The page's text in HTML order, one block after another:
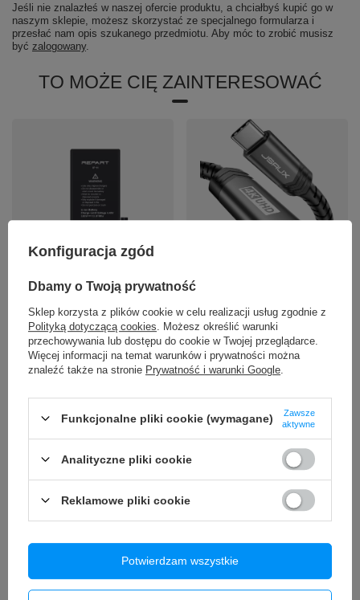
Jeśli nie znalazłeś w naszej ofercie produktu, a chciałbyś kupić go w
naszym sklepie, możesz skorzystać ze specjalnego formularza i
przesłać nam opis szukanego przedmiotu. Aby móc to zrobić musisz
być zalogowany.
TO MOŻE CIĘ ZAINTERESOWAĆ
Bateria do Apple iPhone 11
REPART 3650mAh większa
pojemność
81,95 zł / szt.
JSAUX Przewód USB-C do HDMI
4K 60Hz MHL 3m
49,99 zł / szt.
Pro Max Większa pojemność
4690mAh REPART
dotykowy Samsung SM-G781
Galaxy S20 FE 5G/ SM-G780
Galaxy S20 FE (OLED) Ramka
Konfiguracja zgód
Dbamy o Twoją prywatność
Sklep korzysta z plików cookie w celu realizacji usług zgodnie z
Polityką dotyczącą cookies . Możesz określić warunki
przechowywania lub dostępu do cookie w Twojej przeglądarce.
Więcej informacji na temat warunków i prywatności można
znaleźć także na stronie Prywatność i warunki Google
Funkcjonalne pliki cookie (wymagane)
Zawsze
aktywne
Analityczne pliki cookie
Reklamowe pliki cookie
Potwierdzam wszystkie